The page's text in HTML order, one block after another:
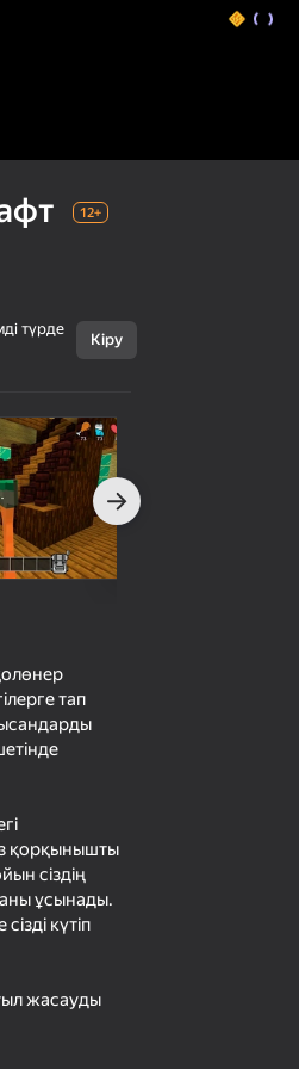
12+
түрде
Кіру
тап
қорқынышты
сіздің
ұсынады.
күтіп
жасауды